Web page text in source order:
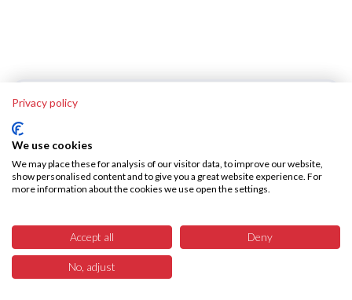
Produkte Menü Suchen
Unser Angebot für Sie
Zuverlässige Beschaffung
Individuelle Systemlösungen
Privacy policy
We use cookies
We may place these for analysis of our visitor data, to improve our website,
show personalised content and to give you a great website experience. For
more information about the cookies we use open the settings.
Accept all Deny
No, adjust